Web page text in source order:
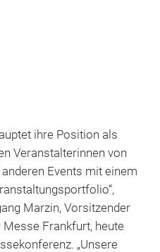
ihre Position als
Veranstalterinnen von
Events mit einem
Marzin, Vorsitzender
Frankfurt, heute
„Unsere